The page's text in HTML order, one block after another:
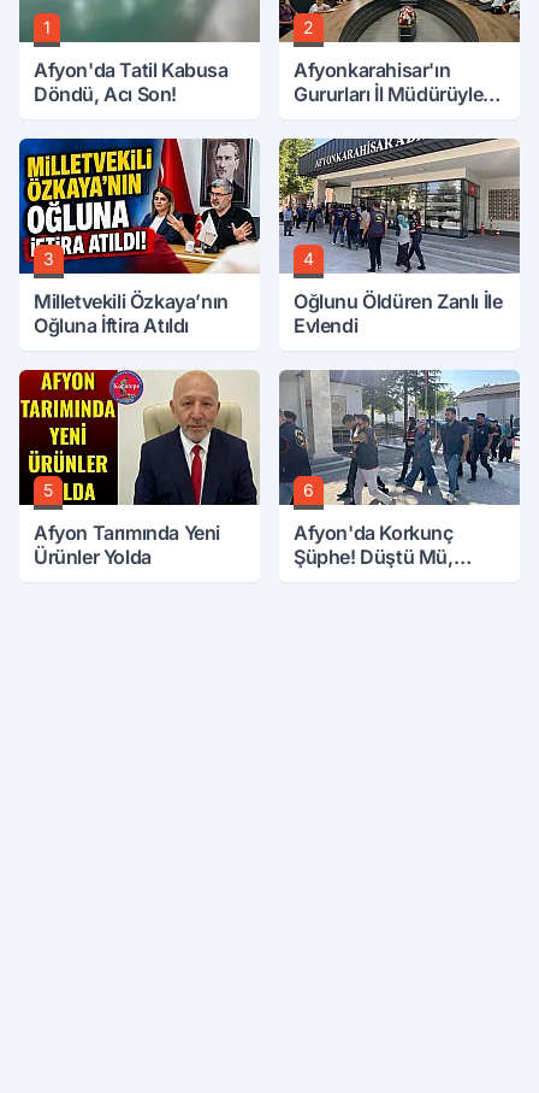
1
Afyon'da Tatil Kabusa
Döndü, Acı Son!
2
Afyonkarahisar'ın
Gururları İl Müdürüyle
3
Milletvekili Özkaya’nın
Oğluna İftira Atıldı
4
Oğlunu Öldüren Zanlı İle
Evlendi
5
Afyon Tarımında Yeni
Ürünler Yolda
6
Afyon'da Korkunç
Şüphe! Düştü Mü,